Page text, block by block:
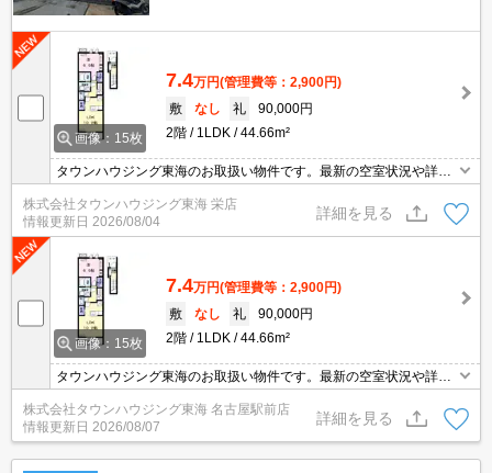
画像：15枚
7.4万円(管理費等：2,900円)
敷
なし 礼
90,000円
2階
1LDK 44.66m²
タウンハウジング東海のお取扱い物件です。最新の空室状況や詳細
などお気軽にお問い合わせください。
株式会社タウンハウジング東海 栄店
情報更新日 2026/08/04
詳細を見る
画像：15枚
7.4万円(管理費等：2,900円)
敷
なし 礼
90,000円
2階
1LDK 44.66m²
タウンハウジング東海のお取扱い物件です。最新の空室状況や詳細
などお気軽にお問い合わせください。
株式会社タウンハウジング東海 名古屋駅前店
情報更新日 2026/08/07
詳細を見る